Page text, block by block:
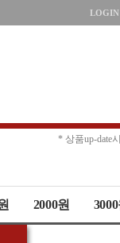
LOGIN
* 주문취소
2000원 3000